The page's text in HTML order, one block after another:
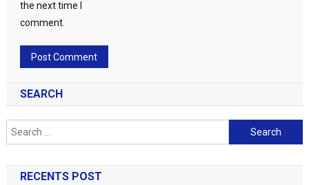
the next time I
comment.
SEARCH
Search
for:
RECENTS POST